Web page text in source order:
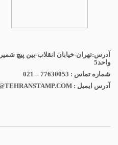
آدرس:تهران-خیابان انقلاب-بین پیچ
واحد5
شماره تماس : 77630053 – 021
آدرس ایمیل : INFO@TEHRANSTAMP.COM